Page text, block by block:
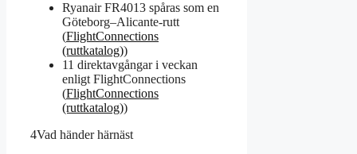
Ryanair FR4013 spåras som en
Göteborg–Alicante-rutt
(FlightConnections
(ruttkatalog))
11 direktavgångar i veckan
enligt FlightConnections
(FlightConnections
(ruttkatalog))
4Vad händer härnäst